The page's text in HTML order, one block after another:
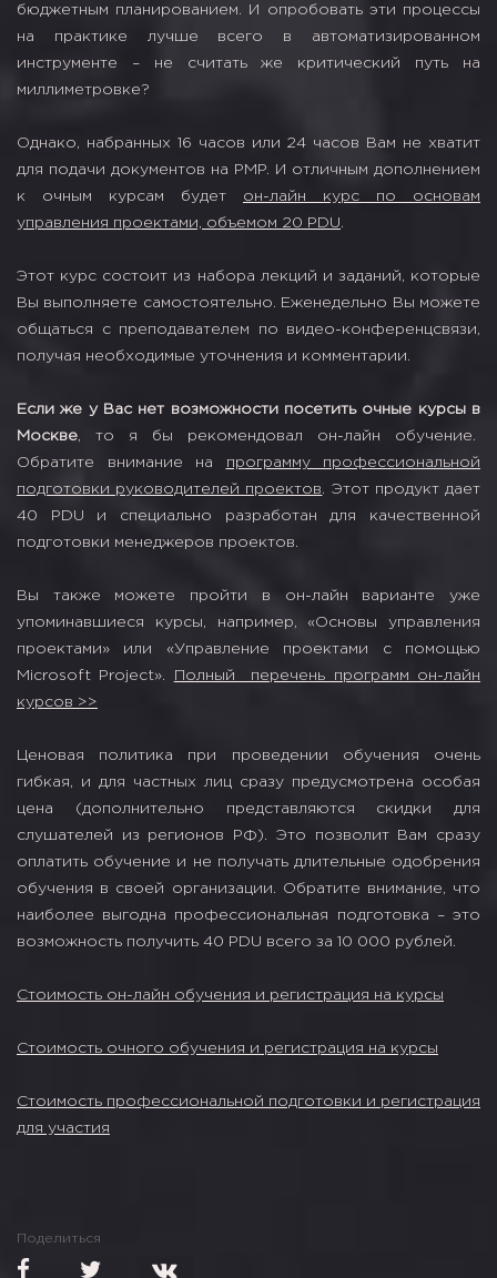
бюджетным планированием. И опробовать эти процессы
на практике лучше всего в автоматизированном
инструменте – не считать же критический путь на
миллиметровке?
Однако, набранных 16 часов или 24 часов Вам не хватит
для подачи документов на PMP. И отличным дополнением
к очным курсам будет он-лайн курс по основам
управления проектами, объемом 20 PDU
Этот курс состоит из набора лекций и заданий, которые
Вы выполняете самостоятельно. Еженедельно Вы можете
общаться с преподавателем по видео-конференцсвязи,
получая необходимые уточнения и комментарии.
Если же у Вас нет возможности посетить очные курсы в
Москве , то я бы рекомендовал он-лайн обучение.
Обратите внимание на
программу профессиональной
подготовки руководителей проектов
. Этот продукт дает
40 PDU и специально разработан для качественной
подготовки менеджеров проектов.
Вы также можете пройти в он-лайн варианте уже
упоминавшиеся курсы, например, «Основы управления
проектами» или «Управление проектами с помощью
Microsoft Project».
Полный перечень программ он-лайн
курсов >>
Ценовая политика при проведении обучения очень
гибкая, и для частных лиц сразу предусмотрена особая
цена (дополнительно представляются скидки для
слушателей из регионов РФ). Это позволит Вам сразу
оплатить обучение и не получать длительные одобрения
обучения в своей организации. Обратите внимание, что
наиболее выгодна профессиональная подготовка – это
возможность получить 40 PDU всего за 10 000 рублей.
Стоимость он-лайн обучения и регистрация на курсы
Стоимость очного обучения и регистрация на курсы
Стоимость профессиональной подготовки и регистрация
для участия
Поделиться